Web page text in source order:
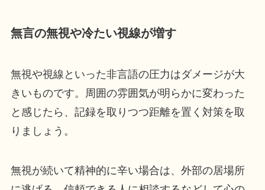
無言の無視や冷たい視線が増す
無視や視線といった非言語の圧力はダメージが大
きいものです。周囲の雰囲気が明らかに変わった
と感じたら、記録を取りつつ距離を置く対策を取
りましょう。
無視が続いて精神的に辛い場合は、外部の居場所